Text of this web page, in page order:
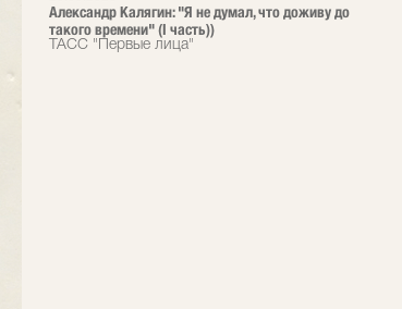
Александр Калягин: "Я не думал, что доживу до
такого времени" (I часть))
ТАСС "Первые лица"